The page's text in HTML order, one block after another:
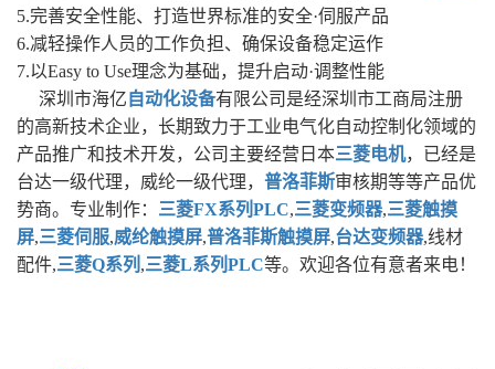
5.完善安全性能、打造世界标准的安全·伺服产品
6.减轻操作人员的工作负担、确保设备稳定运作
7.以Easy to Use理念为基础，提升启动·调整性能
深圳市海亿 自动化设备有限公司是经深圳市工商局注册
的高新技术企业，长期致力于工业电气化自动控制化领域的
产品推广和技术开发，公司主要经营日本三菱电机，已经是
台达一级代理，威纶一级代理， 普洛菲斯审核期等等产品优
势商。专业制作： 三菱FX系列PLC,三菱变频器,三菱触摸
屏,三菱伺服,威纶触摸屏,普洛菲斯触摸屏,台达变频器,线材
配件,三菱Q系列 ,三菱L系列PLC等。欢迎各位有意者来电！